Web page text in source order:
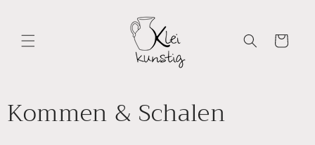
Winkelwagen
C
Kommen & Schalen